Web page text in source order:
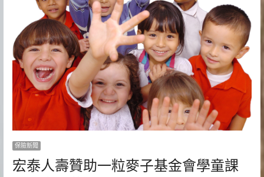
保險新聞
宏泰人壽贊助一粒麥子基金會學童課